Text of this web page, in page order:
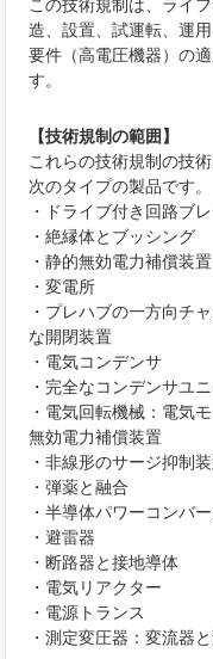
この技術規制は、ライ
造、設置、試運転、運
要件（高電圧機器）の
す。
【技術規制の範囲】
これらの技術規制の技
次のタイプの製品です。
・ドライブ付き回路ブ
・絶縁体とブッシング
・静的無効電力補償装置
・変電所
・プレハブの一方向チ
な開閉装置
・電気コンデンサ
・完全なコンデンサユ
・電気回転機械：電気
無効電力補償装置
・非線形のサージ抑制
・弾薬と融合
・半導体パワーコンバ
・避雷器
・断路器と接地導体
・電気リアクター
・電源トランス
・測定変圧器：変流器